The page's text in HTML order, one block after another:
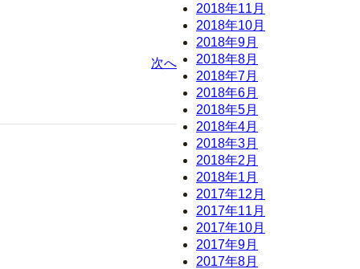
次へ
2018年11月
2018年10月
2018年9月
2018年8月
2018年7月
2018年6月
2018年5月
2018年4月
2018年3月
2018年2月
2018年1月
2017年12月
2017年11月
2017年10月
2017年9月
2017年8月